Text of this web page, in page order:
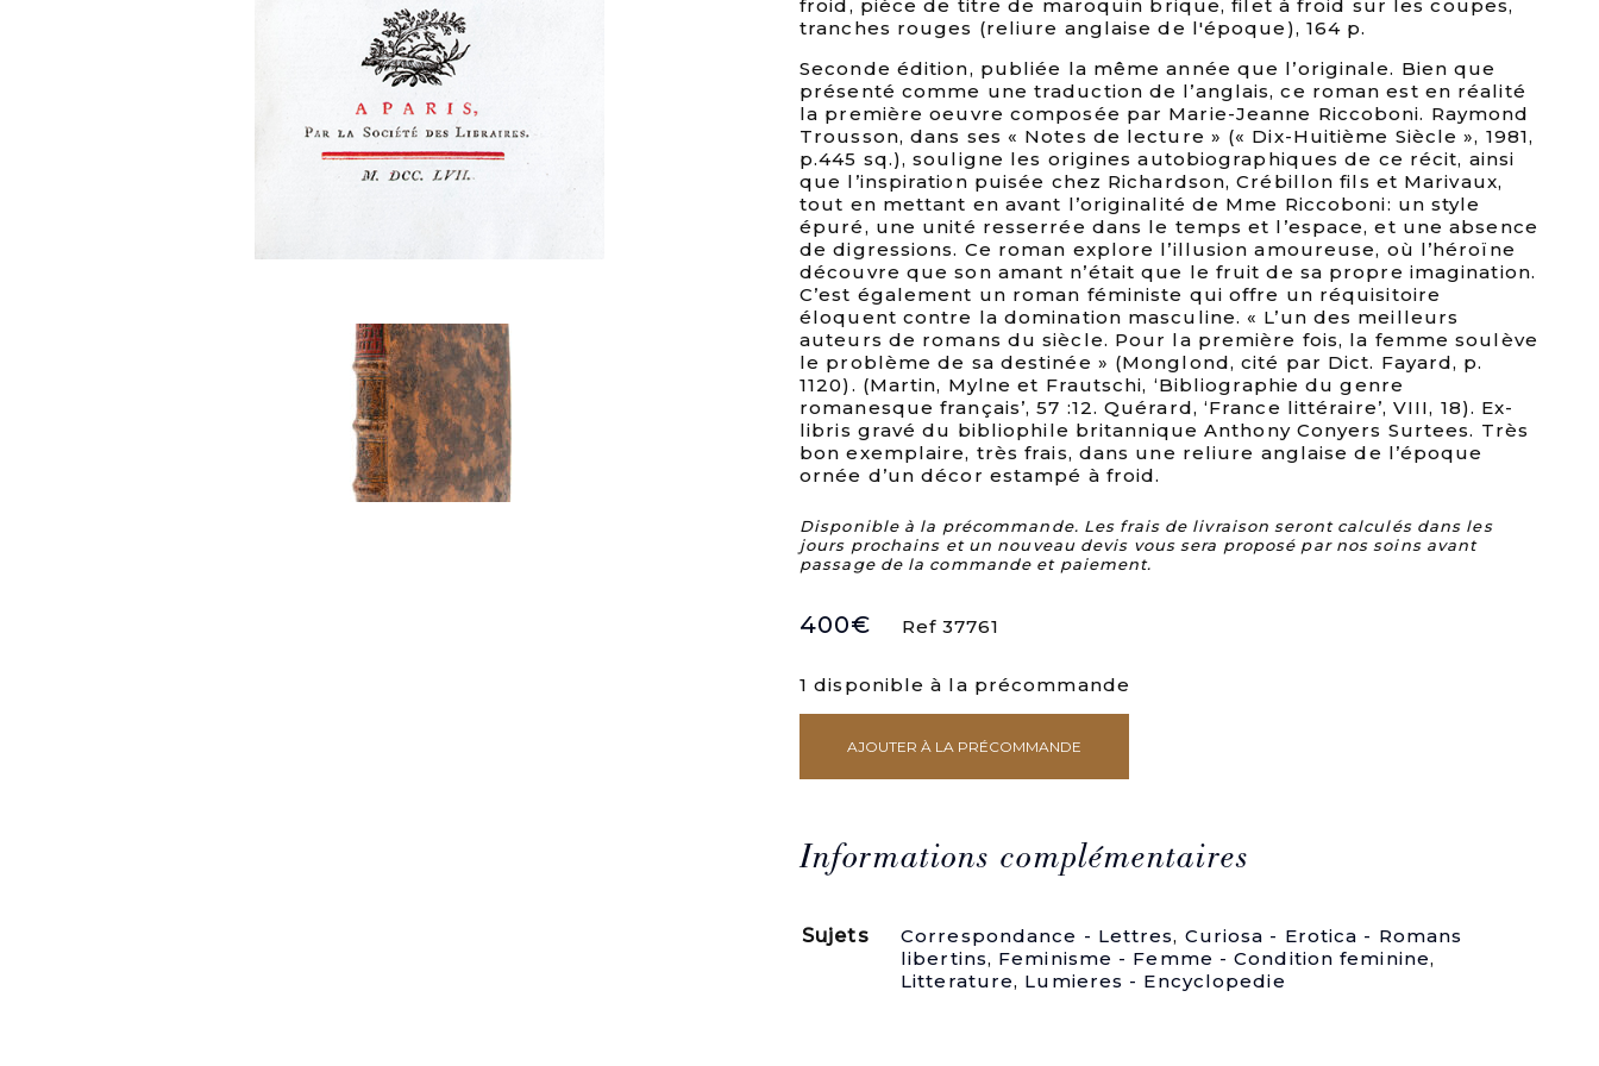
froid, pièce de titre de maroquin brique, filet à froid sur les coupes,
tranches rouges (reliure anglaise de l'époque), 164 p.
Seconde édition, publiée la même année que l’originale. Bien que
présenté comme une traduction de l’anglais, ce roman est en réalité
la première oeuvre composée par Marie-Jeanne Riccoboni. Raymond
Trousson, dans ses « Notes de lecture » (« Dix-Huitième Siècle », 1981,
p.445 sq.), souligne les origines autobiographiques de ce récit, ainsi
que l’inspiration puisée chez Richardson, Crébillon fils et Marivaux,
tout en mettant en avant l’originalité de Mme Riccoboni: un style
épuré, une unité resserrée dans le temps et l’espace, et une absence
de digressions. Ce roman explore l’illusion amoureuse, où l’héroïne
découvre que son amant n’était que le fruit de sa propre imagination.
C’est également un roman féministe qui offre un réquisitoire
éloquent contre la domination masculine. « L’un des meilleurs
auteurs de romans du siècle. Pour la première fois, la femme soulève
le problème de sa destinée » (Monglond, cité par Dict. Fayard, p.
1120). (Martin, Mylne et Frautschi, ‘Bibliographie du genre
romanesque français’, 57 :12. Quérard, ‘France littéraire’, VIII, 18). Ex-
libris gravé du bibliophile britannique Anthony Conyers Surtees. Très
bon exemplaire, très frais, dans une reliure anglaise de l’époque
ornée d’un décor estampé à froid.
Disponible à la précommande. Les frais de livraison seront calculés dans les
jours prochains et un nouveau devis vous sera proposé par nos soins avant
passage de la commande et paiement.
400€ Ref 37761
1 disponible à la précommande
quantité
de
Mistriss
Fanni
Milord
AJOUTER À LA PRÉCOMMANDE
Informations complémentaires
Sujets Correspondance - Lettres, Curiosa - Erotica - Romans
libertins, Feminisme - Femme - Condition feminine,
Litterature, Lumieres - Encyclopedie